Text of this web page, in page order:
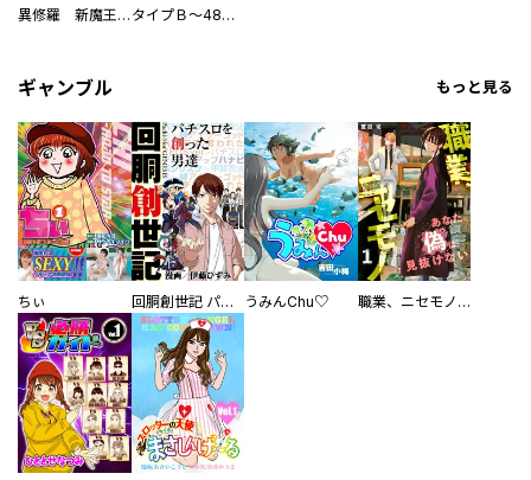
異修羅 新魔王戦争 タイプＢ～48時間後、致死率100％～【単話】
ギャンブル もっと見る
ちぃ 回胴創世記 パチスロを創った男達 うみんChu♡ 職業、ニセモノ～あなたに偽は見抜けない【電子単行本版】